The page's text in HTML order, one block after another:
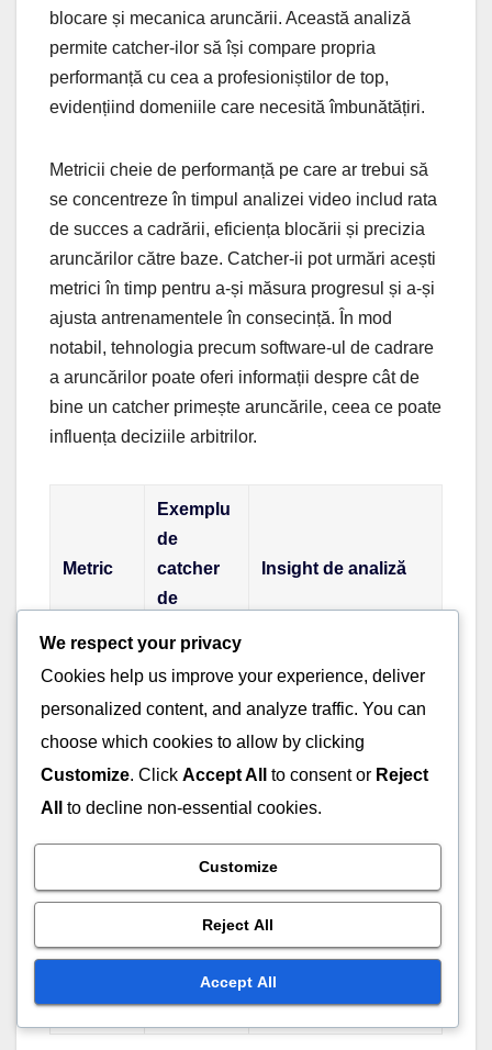
blocare și mecanica aruncării. Această analiză
permite catcher-ilor să își compare propria
performanță cu cea a profesioniștilor de top,
evidențiind domeniile care necesită îmbunătățiri.
Metricii cheie de performanță pe care ar trebui să
se concentreze în timpul analizei video includ rata
de succes a cadrării, eficiența blocării și precizia
aruncărilor către baze. Catcher-ii pot urmări acești
metrici în timp pentru a-și măsura progresul și a-și
ajusta antrenamentele în consecință. În mod
notabil, tehnologia precum software-ul de cadrare
a aruncărilor poate oferi informații despre cât de
bine un catcher primește aruncările, ceea ce poate
influența deciziile arbitrilor.
Metric
Exemplu
de
catcher
de
Insight de analiză
Rata de
succes
a
cadrării
Yadier
Molina
Rata ridicată de
succes a cadrării
duce la decizii mai
favorabile.
Realmuto
Blocarea eficientă
reduce semnificativ
mingile trecute.
Precizia
Salvador
Perez
Aruncările precise
descurajează
încercările de furat
baze.
We respect your privacy
Cookies help us improve your experience, deliver
personalized content, and analyze traffic. You can
choose which cookies to allow by clicking
Customize. Click Accept All to consent or Reject
All
to decline non-essential cookies.
Customize
Reject All
Accept All